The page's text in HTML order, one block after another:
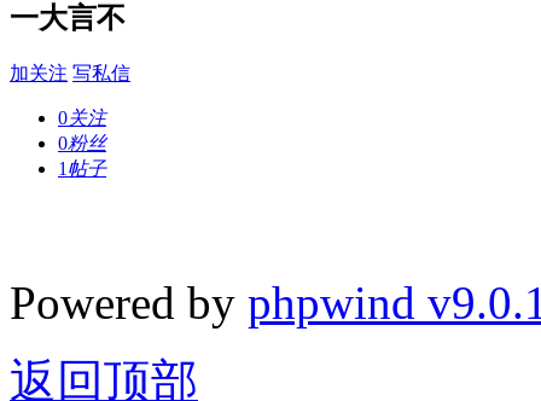
一大言不
加关注 写私信
0关注
0粉丝
1 帖子
Powered by phpwind
返回顶部